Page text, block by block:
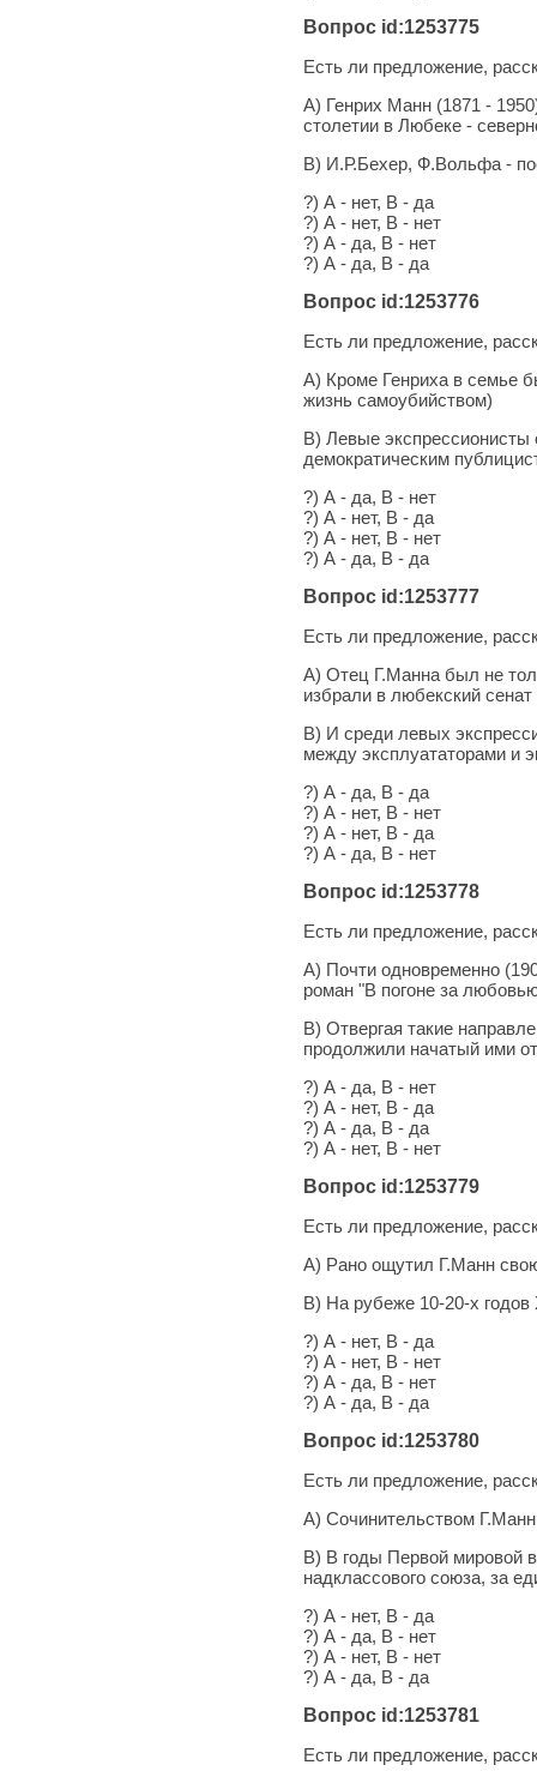
Вопрос id:1253775
Есть ли предложение,
А) Генрих Манн (1871 -
столетии в Любеке -
В) И.Р.Бехер, Ф.Вольфа -
?) А - нет, В - да
?) А - нет, В - нет
?) А - да, В - нет
?) А - да, В - да
Вопрос id:1253776
Есть ли предложение,
А) Кроме Генриха в семье
жизнь самоубийством)
В) Левые экспрессионисты
демократическим
?) А - да, В - нет
?) А - нет, В - да
?) А - нет, В - нет
?) А - да, В - да
Вопрос id:1253777
Есть ли предложение,
А) Отец Г.Манна был не
избрали в любекский сенат
В) И среди левых
между эксплуататорами и
?) А - да, В - да
?) А - нет, В - нет
?) А - нет, В - да
?) А - да, В - нет
Вопрос id:1253778
Есть ли предложение,
А) Почти одновременно
роман "В погоне за
В) Отвергая такие
продолжили начатый ими
?) А - да, В - нет
?) А - нет, В - да
?) А - да, В - да
?) А - нет, В - нет
Вопрос id:1253779
Есть ли предложение,
А) Рано ощутил Г.Манн
В) На рубеже 10-20-х годов
?) А - нет, В - да
?) А - нет, В - нет
?) А - да, В - нет
?) А - да, В - да
Вопрос id:1253780
Есть ли предложение,
А) Сочинительством
В) В годы Первой мировой
надклассового союза, за
?) А - нет, В - да
?) А - да, В - нет
?) А - нет, В - нет
?) А - да, В - да
Вопрос id:1253781
Есть ли предложение,